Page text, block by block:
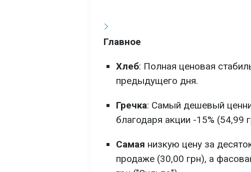
Главное
Хлеб: Полная ценовая
предыдущего дня.
Гречка: Самый дешевый
благодаря акции -15% (54,99
Самая низкую цену за
продаже (30,00 грн), а